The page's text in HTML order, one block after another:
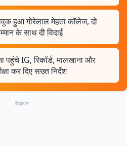
हुआ गोरेलाल मेहता कॉलेज, दो
के साथ दी विदाई
पहुंचे IG, रिकॉर्ड, मालखाना और
कर दिए सख्त निर्देश
विज्ञापन